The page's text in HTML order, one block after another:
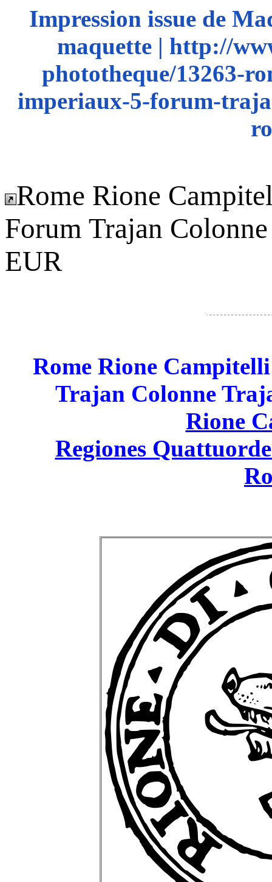
Impression issue de
maquette | http://
phototheque/13263-
imperiaux-5-forum-
Rome Rione
Forum Trajan
EUR
Rome Rione
Trajan Colonne
Rione
Regiones